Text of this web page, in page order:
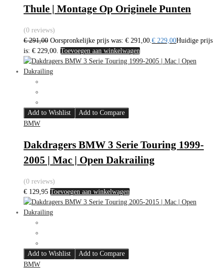
Thule | Montage Op Originele Punten
(0 reviews)
€291,00 Oorspronkelijke prijs was: € 291,00.€ 229,00Huidige prijs
is: € 229,00. Toevoegen aan winkelwagen
Add to Wishlist
Add to Compare
BMW
Dakdragers BMW 3 Serie Touring 1999-
2005 | Mac | Open Dakrailing
(0 reviews)
€ 129,95 Toevoegen aan winkelwagen
Add to Wishlist
Add to Compare
BMW